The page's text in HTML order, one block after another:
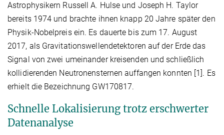
Astrophysikern Russell A. Hulse und Joseph H. Taylor
bereits 1974 und brachte ihnen knapp 20 Jahre später den
Physik-Nobelpreis ein. Es dauerte bis zum 17. August
2017, als Gravitationswellendetektoren auf der Erde das
Signal von zwei umeinander kreisenden und schließlich
kollidierenden Neutronensternen auffangen konnten [1]. Es
erhielt die Bezeichnung GW170817.
Schnelle Lokalisierung trotz erschwerter
Datenanalyse